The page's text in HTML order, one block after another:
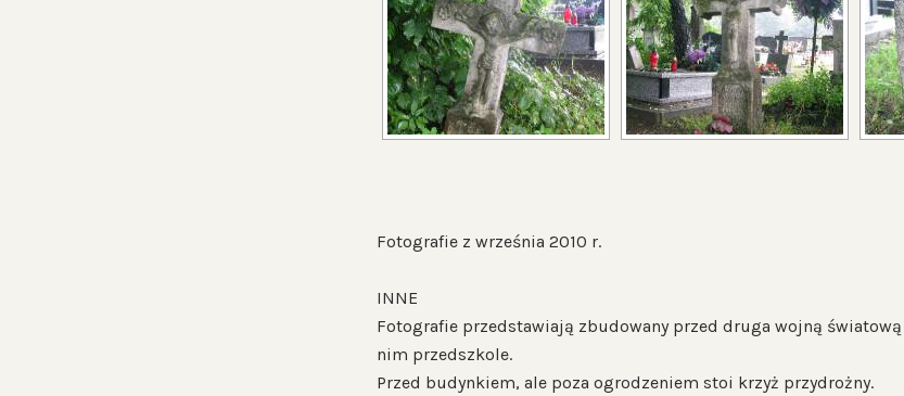
Fotografie z września 2010 r.
INNE
Fotografie przedstawiają zbudowany przed druga wojną
nim przedszkole.
Przed budynkiem, ale poza ogrodzeniem stoi krzyż przydrożny.